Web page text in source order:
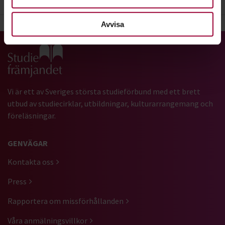
Avvisa
Gå till studiefrämjandets startsida
Vi är ett av Sveriges största studieförbund med ett brett
utbud av studiecirklar, utbildningar, kulturarrangemang och
föreläsningar.
GENVÄGAR
Kontakta oss
Press
Rapportera om missförhållanden
Våra anmälningsvillkor